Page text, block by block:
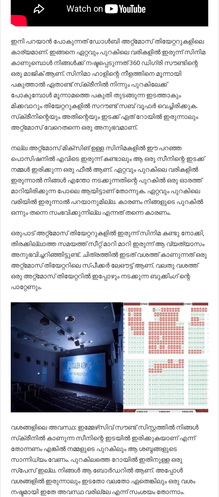
ഇനി പറയാൻ പോകുന്നത് ഡോൾബി അറ്റ്മോസ് തിയേറ്ററുകളിലെ
കാര്യമാണ്. ഇങ്ങനെ ഏറ്റവും പുറകിലെ വരികളിൽ ഇരുന്ന് സിനിമ
കാണുമ്പൊൾ നിങ്ങൾക്ക് നഷ്ടപ്പെടുന്നത് 360 ഡിഗ്രി സൗണ്ടിന്റെ
ഒരു മാജിക് ആണ്. സിനിമാ ഹാളിന്റെ നീളത്തിനെ മൂന്നായി
പകുത്താൽ ഏതാണ്ട് സ്‌ക്രീനിൽ നിന്നും പുറകിലേക്ക്
പോകുമ്പോൾ മൂന്നാമത്തെ പകുതി തുടങ്ങുന്ന ഇടത്താകും
മിക്കവാറും തിയേറ്ററുകളിൽ സറൗണ്ട് സബ് വൂഫർ വെച്ചിരിക്കുക.
സ്‌ക്രീനിന്റെയും അതിന്റെയും ഇടക്ക് ഏത് റോയിൽ ഇരുന്നാലും
അറ്റ്മോസ് വേറെതന്നെ ഒരു അനുഭവമാണ്.
നല്ല അറ്റ്മോസ് മിക്സിങ് ഉള്ള സിനിമകളിൽ ഈ പറഞ്ഞ
പൊസിഷനിൽ എവിടെ ഇരുന്ന് കണ്ടാലും ആ ഒരു സീനിന്റെ ഇടക്ക്
നമ്മൾ ഇരിക്കുന്ന ഒരു ഫീൽ ആണ്. ഏറ്റവും പുറകിലെ വരികളിൽ
ഇരുന്നാൽ നിങ്ങൾ എന്തോ നടക്കുന്നതിന്റെ പുറകിൽ ഒരു ഓരത്ത്
മാറിയിരിക്കുന്ന പോലെ ആയിട്ടാണ് തോന്നുക. ഏറ്റവും പുറകിലെ
വരിയിൽ ഇരുന്നാൽ പറയാനുമില്ല. കാരണം നിങ്ങളുടെ പുറകിൽ
ഒന്നും തന്നെ സംഭവിക്കുന്നില്ല എന്നത് തന്നെ കാരണം.
ഒരുപാട് അറ്റ്മോസ് തിയേറ്ററുകളിൽ ഇരുന്ന് സിനിമ കണ്ടു നോക്കി,
തിരക്കില്ലാത്ത സമയത്ത് സീറ്റ് മാറി മാറി ഇരുന്ന് ആ വ്യത്യാസം
അനുഭവിച്ചറിഞ്ഞിട്ടുണ്ട്. ചിത്രത്തിൽ ഇടത് വശത്ത് കാണുന്നത് ഒരു
അറ്റ്മോസ് തിയേറ്ററിലെ സ്പീക്കർ ലേഔട്ട് ആണ്. വലതു വശത്ത്
ഒരു അറ്റ്മോസ് തിയേറ്ററിൽ ഇപ്പോഴും നടക്കുന്ന ബുക്കിംഗ് ന്റെ
പാറ്റേണും.
വശങ്ങളിലെ അവസ്ഥ: ഇമ്മേഴ്‌സിവ് സൗണ്ട് സിസ്റ്റത്തിൽ നിങ്ങൾ
സ്‌ക്രീനിൽ കാണുന്ന സീനിന്റെ ഇടയിൽ ഇരിക്കുകയാണ് എന്ന്
തോന്നണം എങ്കിൽ നമ്മളുടെ പുറകിലും ആ ശബ്ദങ്ങളുടെ
സാന്നിധ്യം വേണം. പുറകിലത്തെ റോയിൽ ഇതിനുള്ള ഒരു
സ്പേസ് ഇല്ല. നിങ്ങൾ ആ ബോർഡറിൽ ആണ്. അപ്പോൾ
വശങ്ങളിൽ ഇരുന്നാലും ഇടതോ വലതോ ഏതെങ്കിലും ഒരു വശം
നഷ്ടമായി ഇതേ അവസ്ഥ വരില്ലേ എന്ന് സംശയം തോന്നാം.